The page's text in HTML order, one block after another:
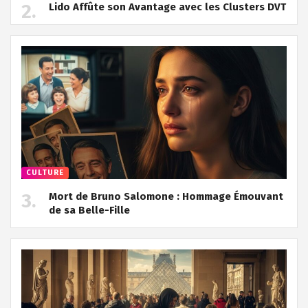
Lido Affûte son Avantage avec les Clusters DVT
CULTURE
Mort de Bruno Salomone : Hommage Émouvant
de sa Belle-Fille